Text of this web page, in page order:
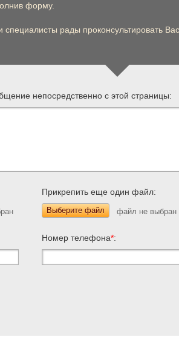
форму.
рады проконсультировать
непосредственно с этой страницы:
Прикрепить еще один файл:
Выберите файл
Номер телефона*: